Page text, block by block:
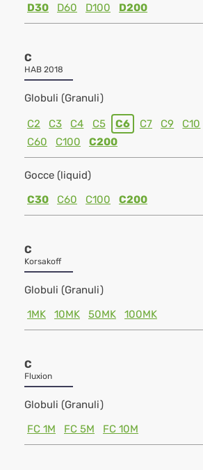
D30
D60 D100 D200
C
HAB 2018
Globuli (Granuli)
C2 C3 C4 C5 C6 C7 C9 C10
C60
C100 C200
Gocce (liquid)
C30
C60 C100 C200
C
Korsakoff
Globuli (Granuli)
1MK
10MK 50MK 100MK
C
Fluxion
Globuli (Granuli)
FC 1M
FC 5M FC 10M